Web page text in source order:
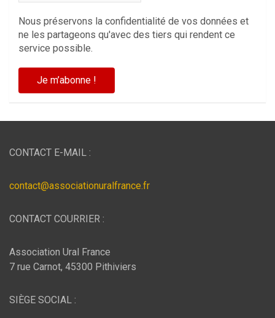
Nous préservons la confidentialité de vos données et
ne les partageons qu'avec des tiers qui rendent ce
service possible.
CONTACT E-MAIL :
contact@associationuralfrance.fr
CONTACT COURRIER :
Association Ural France
7 rue Carnot, 45300 Pithiviers
SIÈGE SOCIAL :